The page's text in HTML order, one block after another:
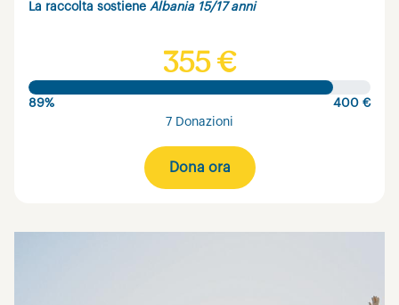
La raccolta sostiene Albania 15/17 anni
355 €
89%
400 €
7 Donazioni
Dona ora